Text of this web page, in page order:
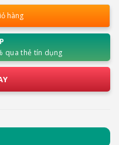
hàng
qua thẻ tín dụng